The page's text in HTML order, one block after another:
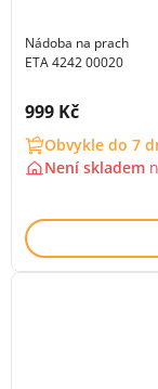
Nádoba na prach
ETA 4242 00020
Cena s DPH:
999 Kč
Obvykle do 7
Není skladem